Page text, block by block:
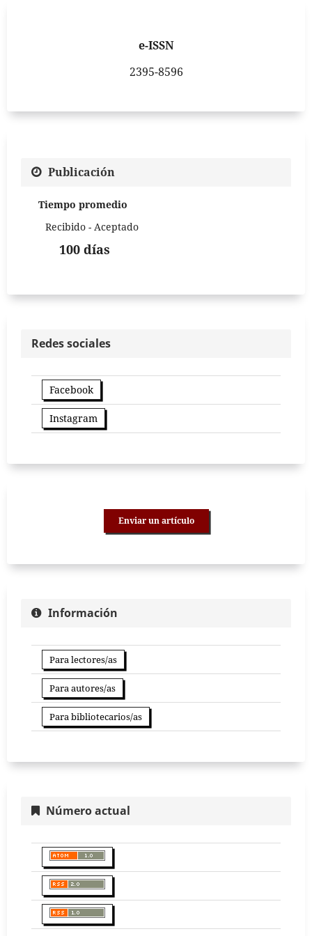
e-ISSN
2395-8596
Publicación
Tiempo promedio
Recibido - Aceptado
100 días
Redes sociales
Facebook
Instagram
Enviar un artículo
Información
Para lectores/as
Para autores/as
Para bibliotecarios/as
Número actual